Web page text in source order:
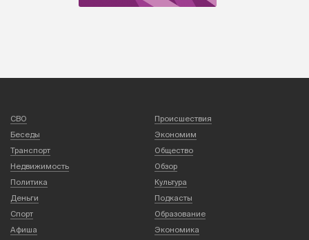
СВО
Происшествия
Беседы
Экономим
Транспорт
Общество
Недвижимость
Обзор
Политика
Культура
Деньги
Подкасты
Спорт
Образование
Афиша
Экономика